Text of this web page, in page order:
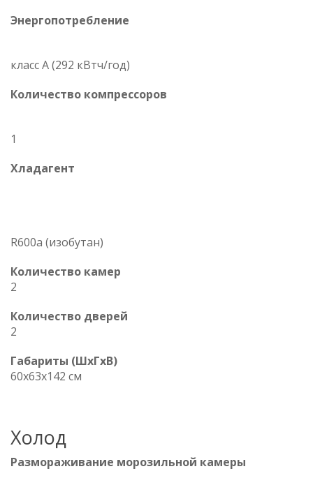
Энергопотребление
класс A (292 кВтч/год)
Количество компрессоров
1
Хладагент
R600a (изобутан)
Количество камер
2
Количество дверей
2
Габариты (ШxГxВ)
60x63x142 см
Холод
Размораживание морозильной камеры